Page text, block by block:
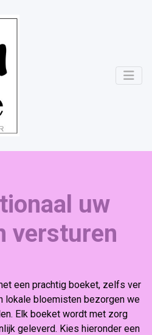
uw
versturen
een prachtig boeket, zelfs ver
lokale bloemisten bezorgen we
Elk boeket wordt met zorg
geleverd. Kies hieronder een